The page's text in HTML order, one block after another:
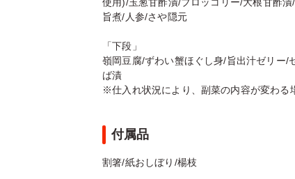
使用)/玉葱甘酢漬/ブロッコリー/大根甘酢
旨煮/人参/さや隠元
「下段」
嶺岡豆腐/ずわい蟹ほぐし身/旨出汁ゼリー/
ば漬
※仕入れ状況により、副菜の内容が変わる
付属品
割箸/紙おしぼり/楊枝